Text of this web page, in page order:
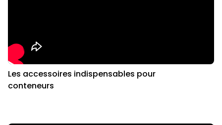
Les accessoires indispensables pour
conteneurs